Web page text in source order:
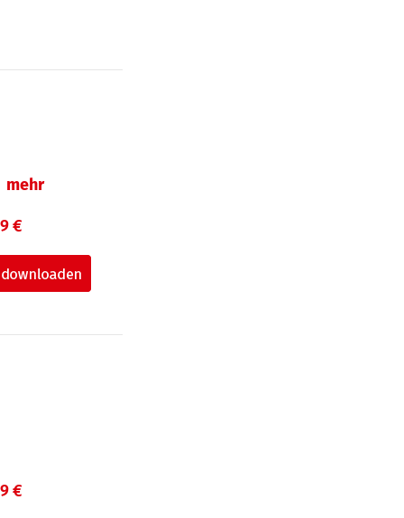
mehr
€
€